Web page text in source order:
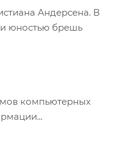
Андерсена. В
и юностью брешь
компьютерных